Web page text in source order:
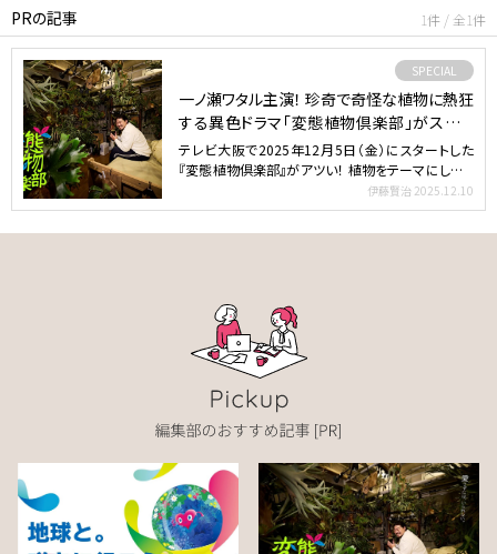
PRの記事 1件 / 全1件
SPECIAL
一ノ瀬ワタル主演！ 珍奇で奇怪な植物に熱狂
する異色ドラマ「変態植物倶楽部」がスター
ト！
テレビ大阪で2025年12月5日（金）にスタートした
『変態植物倶楽部』がアツい！ 植物をテーマにしたド
伊藤賢治 2025.12.10